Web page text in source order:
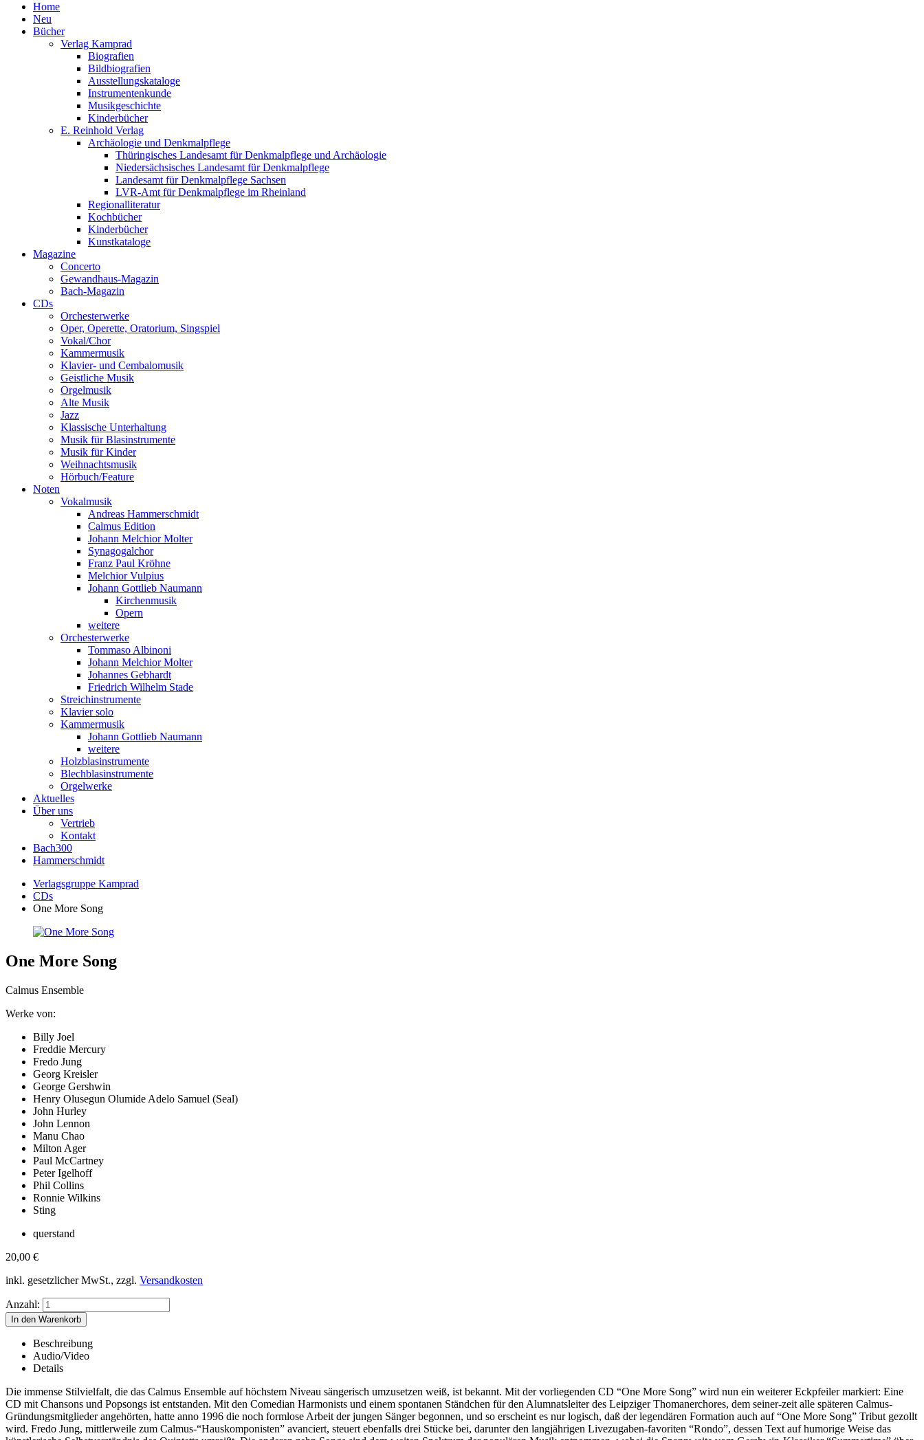
Home
Neu
Bücher
Verlag Kamprad
Biografien
Bildbiografien
Ausstellungskataloge
Instrumentenkunde
Musikgeschichte
Kinderbücher
E. Reinhold Verlag
Archäologie und Denkmalpflege
Thüringisches Landesamt für Denkmalpflege und Archäologie
Niedersächsisches Landesamt für Denkmalpflege
Landesamt für Denkmalpflege Sachsen
LVR-Amt für Denkmalpflege im Rheinland
Regionalliteratur
Kochbücher
Kinderbücher
Kunstkataloge
Magazine
Concerto
Gewandhaus-Magazin
Bach-Magazin
CDs
Orchesterwerke
Oper, Operette, Oratorium, Singspiel
Vokal/Chor
Kammermusik
Klavier- und Cembalomusik
Geistliche Musik
Orgelmusik
Alte Musik
Jazz
Klassische Unterhaltung
Musik für Blasinstrumente
Musik für Kinder
Weihnachtsmusik
Hörbuch/Feature
Noten
Vokalmusik
Andreas Hammerschmidt
Calmus Edition
Johann Melchior Molter
Synagogalchor
Franz Paul Kröhne
Melchior Vulpius
Johann Gottlieb Naumann
Kirchenmusik
Opern
weitere
Orchesterwerke
Tommaso Albinoni
Johann Melchior Molter
Johannes Gebhardt
Friedrich Wilhelm Stade
Streichinstrumente
Klavier solo
Kammermusik
Johann Gottlieb Naumann
weitere
Holzblasinstrumente
Blechblasinstrumente
Orgelwerke
Aktuelles
Über uns
Vertrieb
Kontakt
Bach300
Hammerschmidt
Verlagsgruppe Kamprad
CDs
One More Song
One More Song
Calmus Ensemble
Werke von:
Billy Joel
Freddie Mercury
Fredo Jung
Georg Kreisler
George Gershwin
Henry Olusegun Olumide Adelo Samuel (Seal)
John Hurley
John Lennon
Manu Chao
Milton Ager
Paul McCartney
Peter Igelhoff
Phil Collins
Ronnie Wilkins
Sting
querstand
20,00 €
inkl. gesetzlicher MwSt., zzgl. Versandkosten
Anzahl:
Beschreibung
Audio/Video
Details
Die immense Stilvielfalt, die das Calmus Ensemble auf höchstem Niveau sängerisch umzusetzen weiß, ist bekannt. Mit der vorliegenden CD “One More Song” wird nun ein weiterer Eckpfeiler markiert: Eine
CD mit Chansons und Popsongs ist entstanden. Mit den Comedian Harmonists und einem spontanen Ständchen für den Alumnatsleiter des Leipziger Thomanerchores, dem seiner-zeit alle späteren Calmus-
Gründungsmitglieder angehörten, hatte anno 1996 die noch formlose Arbeit der jungen Sänger begonnen, und so erscheint es nur logisch, daß der legendären Formation auch auf “One More Song” Tribut gezollt
wird. Fredo Jung, mittlerweile zum Calmus-“Hauskomponisten” avanciert, steuert ebenfalls drei Stücke bei, darunter den langjährigen Livezugaben-favoriten “Rondo”, dessen Text auf humorige Weise das